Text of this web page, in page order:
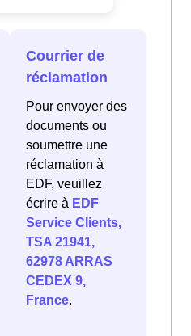
Courrier de
réclamation
Pour envoyer des
documents ou
soumettre une
réclamation à
EDF, veuillez
écrire à EDF
Service Clients,
TSA 21941,
62978 ARRAS
CEDEX 9,
France.